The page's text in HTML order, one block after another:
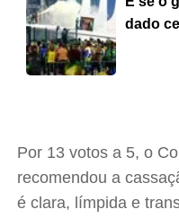
dado
Por 13 votos a 5, o
recomendou a
é clara, límpida e